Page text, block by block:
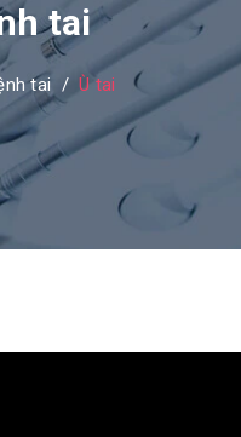
tai
tai / Ù tai